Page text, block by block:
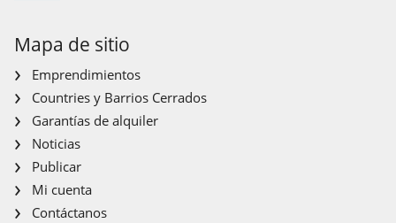
Mapa de sitio
Emprendimientos
Countries y Barrios Cerrados
Garantías de alquiler
Noticias
Publicar
Mi cuenta
Contáctanos